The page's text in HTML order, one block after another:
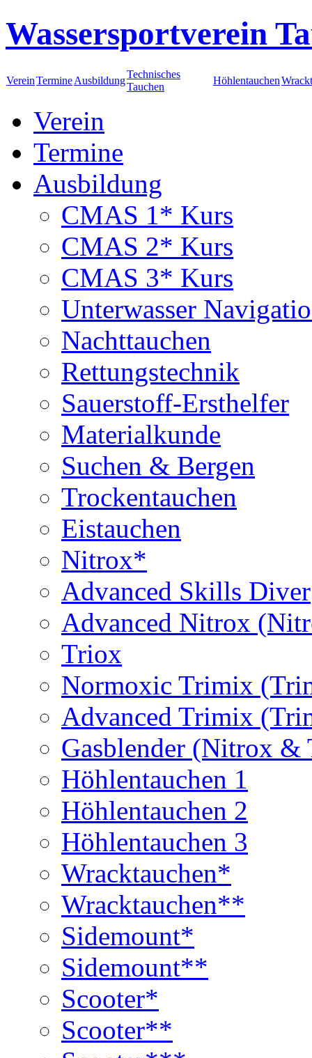
Wassersportverein
VereinTermineAusbildung
Technisches
Tauchen
Höhlentauchen
Verein
Termine
Ausbildung
CMAS 1* Kurs
CMAS 2* Kurs
CMAS 3* Kurs
Unterwasser
Nachttauchen
Rettungstechnik
Sauerstoff-Ersthelfer
Materialkunde
Suchen & Bergen
Trockentauchen
Eistauchen
Nitrox*
Advanced Skills Diver
Advanced Nitrox
Triox
Normoxic Trimix
Advanced Trimix
Gasblender (Nitrox
Höhlentauchen 1
Höhlentauchen 2
Höhlentauchen 3
Wracktauchen*
Wracktauchen**
Sidemount*
Sidemount**
Scooter*
Scooter**